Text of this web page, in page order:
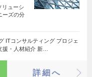
リューシ
ーズの分
ITコンサルティング プロジェ
援・人材紹介 新…
詳細へ